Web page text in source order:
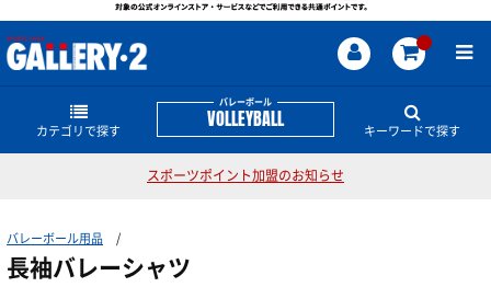
バレーボール
VOLLEYBALL
カテゴリで探す
バレーボールシューズ
ローカットモデル
全日本モデル
キーワードで探す
スポーツポイント加盟のお知らせ
バレーボール用品
長袖バレーシャツ